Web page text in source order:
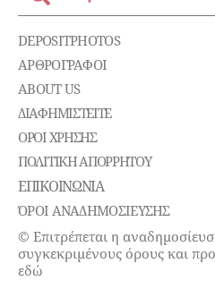
DEPOSITPHOTOS
ΑΡΘΡΟΓΡΑΦΟΙ
ABOUT US
ΔΙΑΦΗΜΙΣΤΕΊΤΕ
ΌΡΟΙ ΧΡΉΣΗΣ
ΠΟΛΙΤΙΚΉ ΑΠΟΡΡΉΤΟΥ
ΕΠΙΚΟΙΝΩΝΊΑ
ΌΡΟΙ ΑΝΑΔΗΜΟΣΙΕΥΣΗΣ
© Επιτρέπεται η
συγκεκριμένους όρους και
εδώ